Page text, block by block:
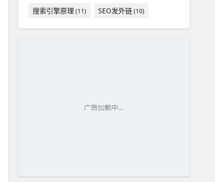
搜索引擎原理 (11) SEO发外链(10)